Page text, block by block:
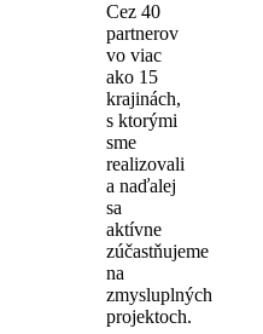
Cez 40
partnerov
vo viac
ako 15
krajinách,
s ktorými
sme
realizovali
a naďalej
sa
aktívne
zúčastňujeme
na
zmysluplných
projektoch.